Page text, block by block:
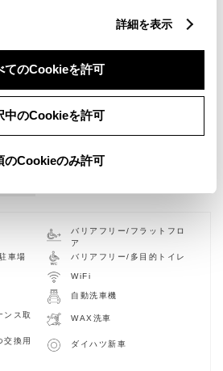
詳細を表示
てのCookieを許可
中のCookieを許可
のCookieのみ許可
バリアフリー/フラットフロ
ア
車場
バリアフリー/多目的トイレ
WiFi
自動洗車機
ンス取
WAX洗車
交換用
ダイハツ新車